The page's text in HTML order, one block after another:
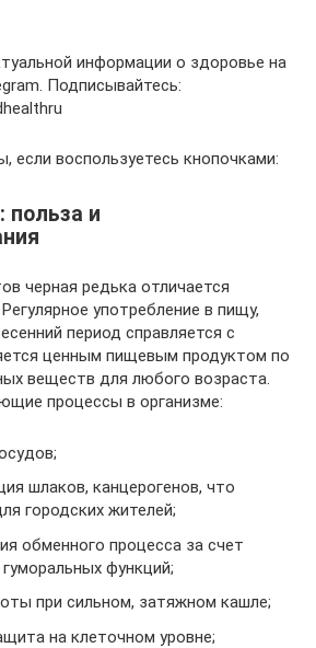
информации о здоровье на
Подписывайтесь:
если воспользуетесь кнопочками:
польза и
черная редька отличается
употребление в пищу,
период справляется с
ценным пищевым продуктом по
веществ для любого возраста.
процессы в организме:
шлаков, канцерогенов, что
городских жителей;
обменного процесса за счет
функций;
при сильном, затяжном кашле;
на клеточном уровне;